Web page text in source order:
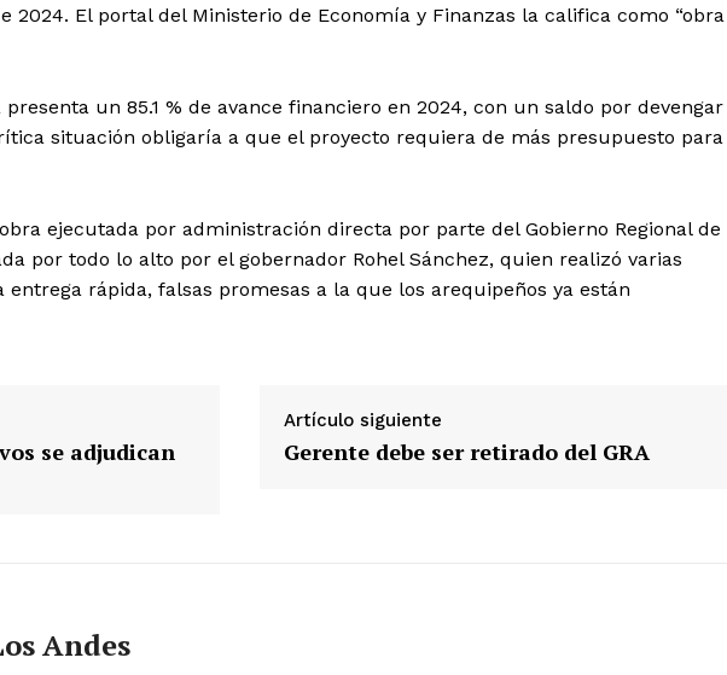
Nosotros
Contacto
Prensa
2024. El portal del Ministerio de Economía y Finanzas la califica como “obra
un 85.1 % de avance financiero en 2024, con un saldo por devengar
situación obligaría a que el proyecto requiera de más presupuesto para
ejecutada por administración directa por parte del Gobierno Regional de
por todo lo alto por el gobernador Rohel Sánchez, quien realizó varias
rápida, falsas promesas a la que los arequipeños ya están
se adjudican
Artículo siguiente
Gerente debe ser retirado del GRA
Andes